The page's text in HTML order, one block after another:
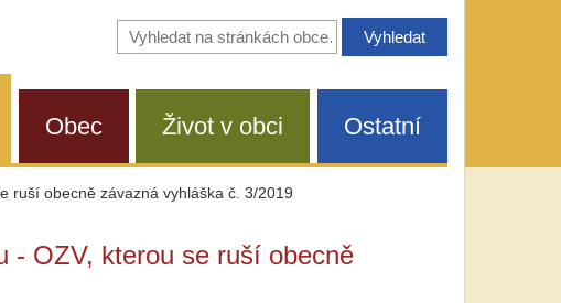
Vyhledávání
na
Obec Život v obci Ostatní
ruší obecně závazná vyhláška č. 3/2019
- OZV, kterou se ruší obecně